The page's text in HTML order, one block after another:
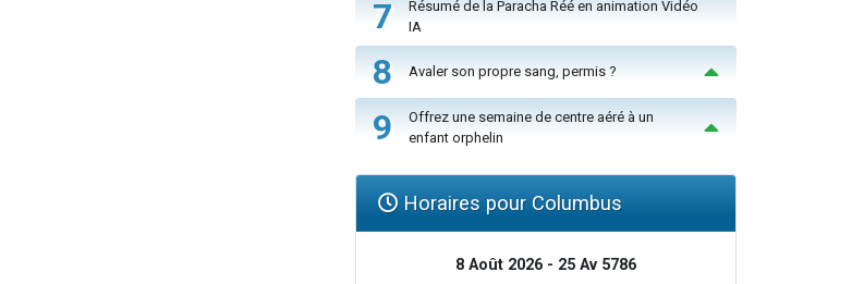
7
Résumé de la Paracha Réé en animation Vidéo
IA
8 Avaler son propre sang, permis ?
9
Offrez une semaine de centre aéré à un
enfant orphelin
Horaires pour Columbus
8 Août 2026 - 25 Av 5786